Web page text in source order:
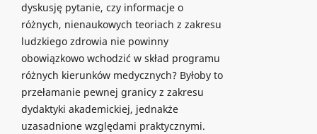
dyskusję pytanie, czy informacje o
różnych, nienaukowych teoriach z zakresu
ludzkiego zdrowia nie powinny
obowiązkowo wchodzić w skład programu
różnych kierunków medycznych? Byłoby to
przełamanie pewnej granicy z zakresu
dydaktyki akademickiej, jednakże
uzasadnione względami praktycznymi.